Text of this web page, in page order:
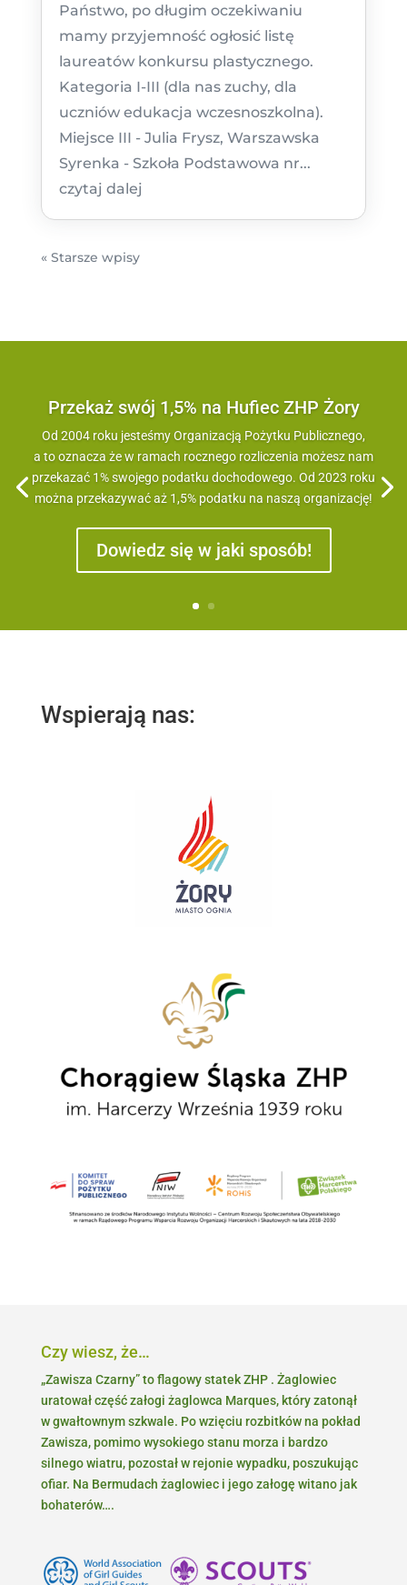
Państwo, po długim oczekiwaniu
mamy przyjemność ogłosić listę
laureatów konkursu plastycznego.
Kategoria I-III (dla nas zuchy, dla
uczniów edukacja wczesnoszkolna).
Miejsce III - Julia Frysz, Warszawska
Syrenka - Szkoła Podstawowa nr...
czytaj dalej
« Starsze wpisy
Przekaż swój 1,5% na Hufiec ZHP Żory
Od 2004 roku jesteśmy Organizacją Pożytku Publicznego,
a to oznacza że w ramach rocznego rozliczenia możesz nam
przekazać 1% swojego podatku dochodowego. Od 2023 roku
można przekazywać aż 1,5% podatku na naszą organizację!
Dowiedz się w jaki sposób!
Wspierają nas:
Czy wiesz, że…
„Zawisza Czarny” to flagowy statek ZHP . Żaglowiec
uratował część załogi żaglowca Marques, który zatonął
w gwałtownym szkwale. Po wzięciu rozbitków na pokład
Zawisza, pomimo wysokiego stanu morza i bardzo
silnego wiatru, pozostał w rejonie wypadku, poszukując
ofiar. Na Bermudach żaglowiec i jego załogę witano jak
bohaterów….